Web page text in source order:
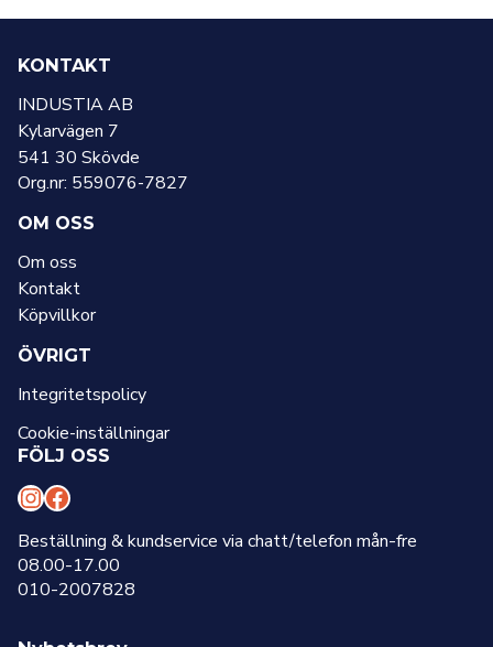
KONTAKT
INDUSTIA AB
Kylarvägen 7
541 30 Skövde
Org.nr: 559076-7827
OM OSS
Om oss
Kontakt
Köpvillkor
ÖVRIGT
Integritetspolicy
Cookie-inställningar
FÖLJ OSS
I
n
s
t
a
F
a
c
e
b
Beställning & kundservice via chatt/telefon mån-fre
08.00-17.00
010-2007828